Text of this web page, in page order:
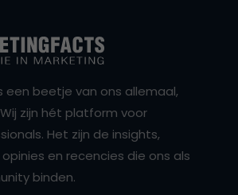
een beetje van ons allemaal,
zijn hét platform voor
Het zijn de insights,
en recencies die ons als
binden.